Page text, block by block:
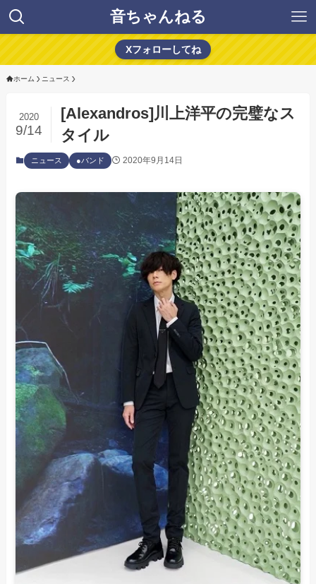
音ちゃんねる
Xフォローしてね
ホーム ニュース
[Alexandros]川上洋平の完璧なス
タイル
2020
9/14
ニュース ●バンド 2020年9月14日